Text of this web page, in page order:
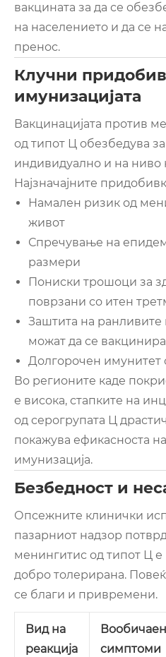
вакцината за да се
на населението и да се
пренос.
Клучни
имунизацијата
Вакцинацијата против
од типот Ц обезбедува
индивидуално и на ниво
Најзначајните
Намален ризик од
живот
Спречување на
размери
Пониски трошоци за
поврзани со итен
Заштита на
можат да се
Долгорочен
Во регионите каде
е висока, стапките на
од серогрупата Ц
покажува ефикасноста
имунизација.
Безбедност и
Опсежните клинички
пазарниот надзор
менингитис од типот Ц
добро толерирана.
се благи и привремени.
Вид на
реакција
симптоми